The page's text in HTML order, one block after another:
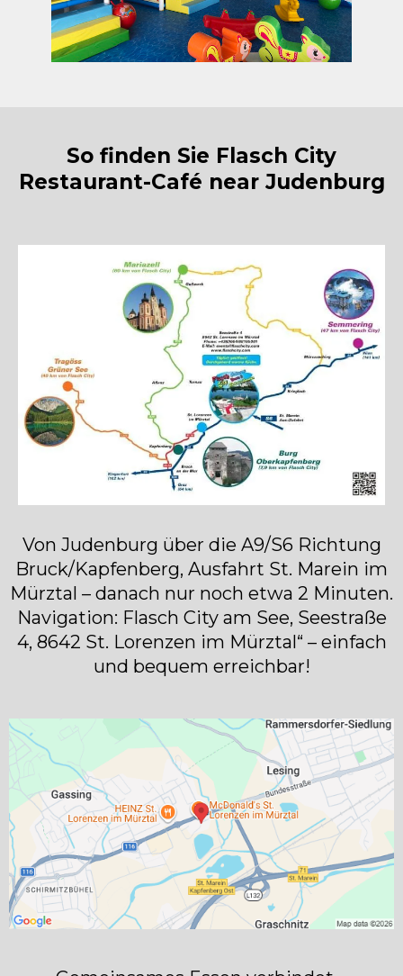
So finden Sie Flasch City
Restaurant-Café near Judenburg
Von Judenburg über die A9/S6 Richtung
Bruck/Kapfenberg, Ausfahrt St. Marein im
Mürztal – danach nur noch etwa 2 Minuten.
Navigation: Flasch City am See, Seestraße
4, 8642 St. Lorenzen im Mürztal“ – einfach
und bequem erreichbar!